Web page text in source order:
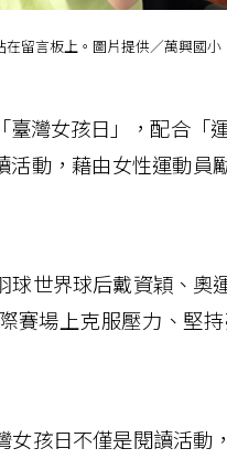
留言板上。圖片提供／萬興國小
灣女孩日」，配合「
活動，藉由女性運動員
世界球后戴資穎、奧
賽場上克服壓力、堅
孩日不僅是閱讀活動